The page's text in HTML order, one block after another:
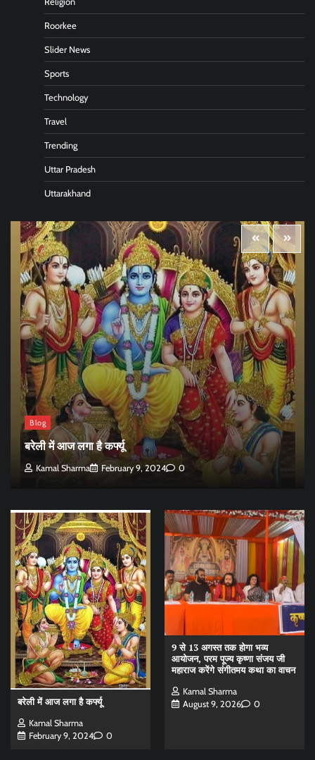
Roorkee
Slider News
Sports
Technology
Travel
Trending
Uttar Pradesh
Uttarakhand
Blog
बरेली में आज लगा है कर्फ्यू
Kamal Sharma February 9, 2024 0
बरेली में आज लगा है कर्फ्यू
Kamal Sharma
February 9, 2024
0
9 से 13 अगस्त तक होगा भव्य
आयोजन, परम पूज्य कृष्णा संजय जी
महाराज करेंगे संगीतमय कथा का वाचन
Kamal Sharma
August 9, 2026
0